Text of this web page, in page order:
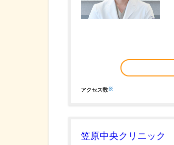
アクセス数※
笠原中央クリニック